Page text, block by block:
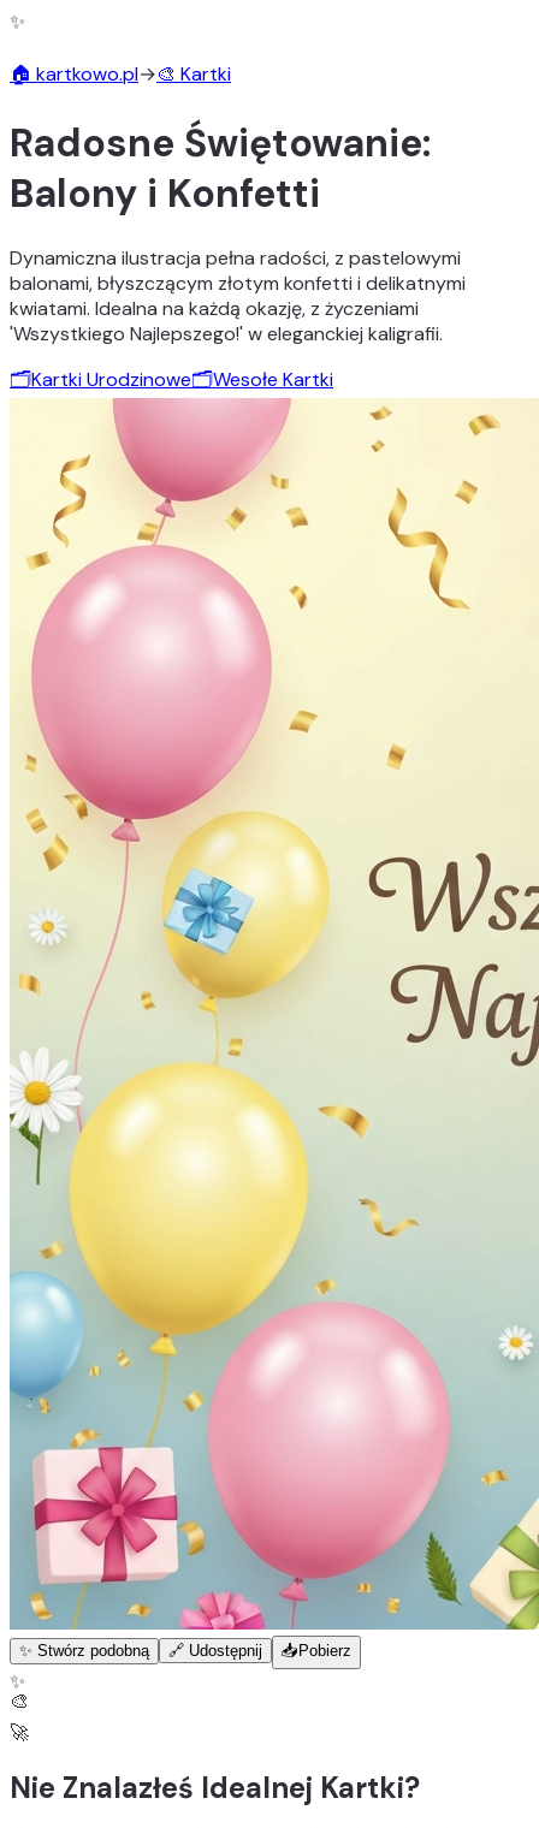
✨
🏠 kartkowo.pl→🎨 Kartki
Radosne Świętowanie:
Balony i Konfetti
Dynamiczna ilustracja pełna radości, z pastelowymi
balonami, błyszczącym złotym konfetti i delikatnymi
kwiatami. Idealna na każdą okazję, z życzeniami
'Wszystkiego Najlepszego!' w eleganckiej kaligrafii.
🗂️Kartki Urodzinowe🗂️Wesołe Kartki
✨ Stwórz podobną 🔗 Udostępnij 📥 Pobierz
✨
🎨
🚀
Nie Znalazłeś Idealnej Kartki?